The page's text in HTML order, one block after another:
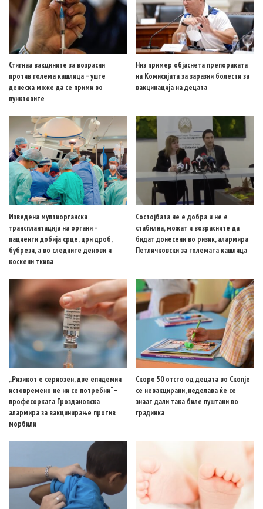
Стигнаа вакцините за возрасни
против голема кашлица – уште
денеска може да се прими во
пунктовите
Низ пример објаснета препораката
на Комисијата за заразни болести за
вакцинација на децата
Изведена мултиорганска
трансплантација на органи –
пациенти добија срце, црн дроб,
бубрези, а во следните денови и
коскени ткива
Состојбата не е добра и не е
стабилна, можат и возрасните да
бидат донесени во ризик, алармира
Петличковски за големата кашлица
„Ризикот е сериозен, две епидемии
истовремено не ни се потребни“ –
професорката Гроздановска
алармира за вакцинирање против
морбили
Скоро 50 отсто од децата во Скопје
се невакцирани, неделава ќе се
знаат дали така биле пуштани во
градинка